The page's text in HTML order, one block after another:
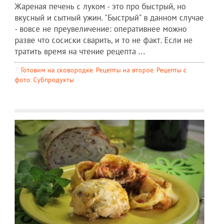
Жареная печень с луком - это про быстрый, но
вкусный и сытный ужин. "Быстрый" в данном случае
- вовсе не преувеличение: оперативнее можно
разве что сосиски сварить, и то не факт. Если не
тратить время на чтение рецепта ...
Готовим на сковородке, Рецепты на второе, Рецепты c
фото, Субпродукты